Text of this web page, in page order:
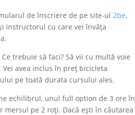
de înscriere de pe site-ul 2be.
instructorul cu care vei învăța
trebuie să faci? Să vii cu multă voie
avea inclus în preț bicicleta
pe toată durata cursului ales.
echilibrul, unul full option de 3 ore în
pe 2 roți. Dacă ești în căutarea